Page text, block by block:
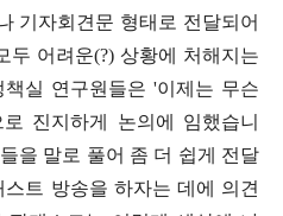
기자회견문 형태로 전달되어
두 어려운(?) 상황에 처해지는
실 연구원들은 '이제는 무슨
진지하게 논의에 임했습니
을 말로 풀어 좀 더 쉽게 전달
트 방송을 하자는 데에 의견